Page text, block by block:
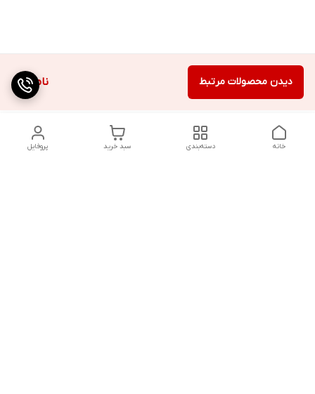
ناموجود دیدن محصولات مرتبط
پروفایل سبد خرید دسته‌بندی خانه